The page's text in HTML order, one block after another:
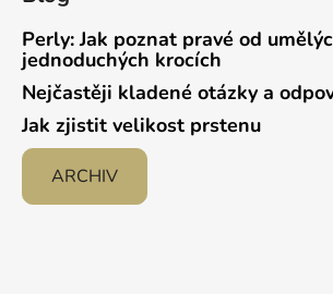
Perly: Jak poznat pravé od
jednoduchých krocích
Nejčastěji kladené otázky a
Jak zjistit velikost prstenu
ARCHIV